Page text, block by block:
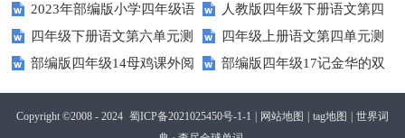
测卷（6)（人教部编版，含答
案）
练习题及答案
2023年部编版小学四年级语
文下学期第五单元测试卷
人教版四年级下册语文第四
单元测试卷及答案
四年级下册语文第六单元测
试题及答案
四年级上册语文第四单元测
试卷.1
部编版四年级14母鸡课外阅
读练习题及答案
部编版四年级17记金华的双
龙洞课外阅读练习题及答案
Copyright ©2008 - 2024 蜀ICP备2021025450号-1-1 | 网站地图 | tag地图 | 世界词